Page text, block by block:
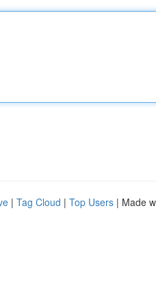
| Tag Cloud | Top Users | Made